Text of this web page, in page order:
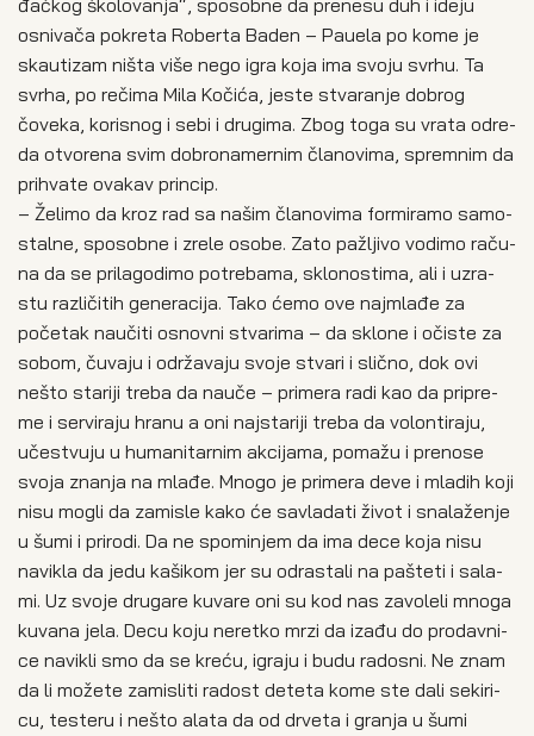
đač­kog ško­lo­va­nja“, spo­sob­ne da pre­ne­su duh i ide­ju
osni­va­ča pokre­ta Rober­ta Baden – Pau­e­la po kome je
ska­u­ti­zam ništa više nego igra koja ima svo­ju svr­hu. Ta
svr­ha, po reči­ma Mila Koči­ća, jeste stva­ra­nje dobr­og
čove­ka, kori­snog i sebi i dru­gi­ma. Zbog toga su vra­ta odre­
da otvo­re­na svim dobro­na­mer­nim čla­no­vi­ma, sprem­nim da
pri­hva­te ova­kav prin­cip.
– Želi­mo da kroz rad sa našim čla­no­vi­ma for­mi­ra­mo samo­
stal­ne, spo­sob­ne i zre­le oso­be. Zato pažlji­vo vodi­mo raču­
na da se pri­la­go­di­mo potre­ba­ma, sklo­no­sti­ma, ali i uzra­
stu raz­li­či­tih gene­ra­ci­ja. Tako ćemo ove naj­mla­đe za
poče­tak nau­či­ti osnov­ni stva­ri­ma – da sklo­ne i oči­ste za
sobom, čuva­ju i odr­ža­va­ju svo­je stva­ri i slič­no, dok ovi
nešto sta­ri­ji tre­ba da nau­če – pri­me­ra radi kao da pri­pre­
me i ser­vi­ra­ju hra­nu a oni naj­sta­ri­ji tre­ba da volon­ti­ra­ju,
uče­stvu­ju u huma­ni­tar­nim akci­ja­ma, poma­žu i pre­no­se
svo­ja zna­nja na mla­đe. Mno­go je pri­me­ra deve i mla­dih koji
nisu mogli da zami­sle kako će savla­da­ti život i sna­la­že­nje
u šumi i pri­ro­di. Da ne spo­mi­njem da ima dece koja nisu
navi­kla da jedu kaši­kom jer su odra­sta­li na pašte­ti i sala­
mi. Uz svo­je dru­ga­re kuva­re oni su kod nas zavo­le­li mno­ga
kuva­na jela. Decu koju neret­ko mrzi da iza­đu do pro­dav­ni­
ce navi­kli smo da se kre­ću, igra­ju i budu rado­sni. Ne znam
da li može­te zami­sli­ti radost dete­ta kome ste dali seki­ri­
cu, teste­ru i nešto ala­ta da od drve­ta i gra­nja u šumi